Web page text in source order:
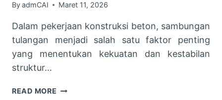
ByadmCAI Maret 11, 2026
Dalam pekerjaan konstruksi beton, sambungan
tulangan menjadi salah satu faktor penting
yang menentukan kekuatan dan kestabilan
struktur…
READ MORE JASA